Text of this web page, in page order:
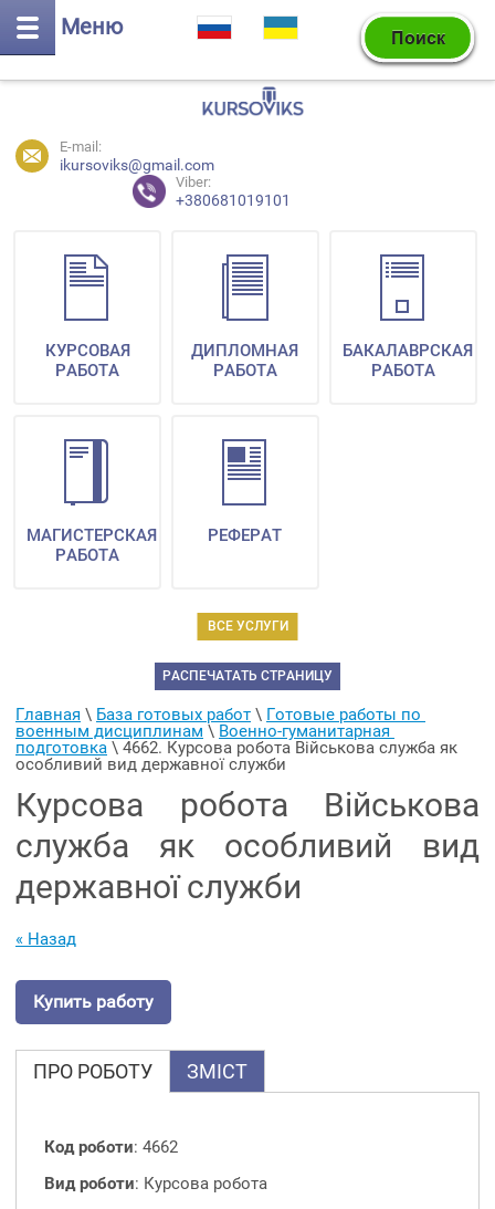
Меню
E-mail:
ikursoviks@gmail.com
Viber:
+380681019101
ВСЕ УСЛУГИ
КУРСОВАЯ
РАБОТА
ДИПЛОМНАЯ
РАБОТА
БАКАЛАВРСКАЯ
РАБОТА
МАГИСТЕРСКАЯ
РАБОТА
РЕФЕРАТ
РАСПЕЧАТАТЬ СТРАНИЦУ
Главная \ База готовых работ \ Готовые работы по
военным дисциплинам \ Военно-гуманитарная
подготовка \ 4662. Курсова робота Військова служба як
особливий вид державної служби
Курсова робота Військова
служба як особливий вид
державної служби
« Назад
Купить работу
ПРО РОБОТУ ЗМІСТ
Код роботи: 4662
Вид роботи: Курсова робота